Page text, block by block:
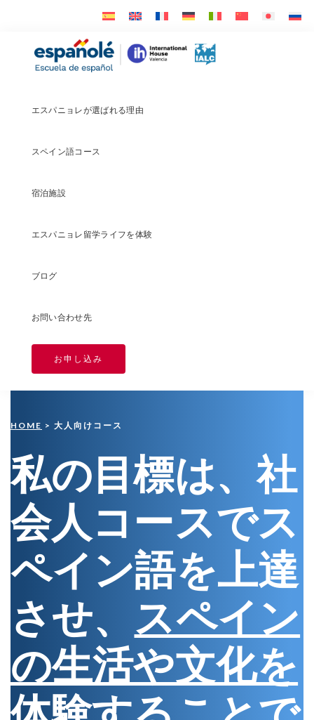
primary
エスパニョレが選ばれる理由
スペイン語コース
宿泊施設
エスパニョレ留学ライフを体験
ブログ
お問い合わせ先
お申し込み
HOME > 大人向けコース
私の目標は、社
会人コースでス
ペイン語を上達
させ、 スペイン
の生活や文化を